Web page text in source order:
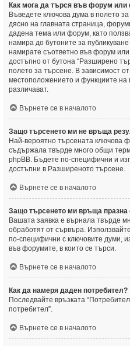
Как мога да търся във форум
Въведете ключова дума в полето
дясно на главната страница,
дадена тема или форум, като
намира до бутоните за
намирате съответно във форум
достъпно от бутона “Разширено
полето за търсене. В зависимост
местоположението и функциите на
различават.
Върнете се в началото
Защо търсенето ми не връща
Най-вероятно търсената ключова
съдържала твърде много общи
phpBB. Бъдете по-специфични и
достъпни в Разширеното търсене.
Върнете се в началото
Защо търсенето ми връща празна
Вашата заявка е върнала твърде
обработят от сървъра.
по-специфични с ключовите думи,
във форумите, в които се търси.
Върнете се в началото
Как да намеря даден потребител?
Последвайте връзката
потребител”.
Върнете се в началото